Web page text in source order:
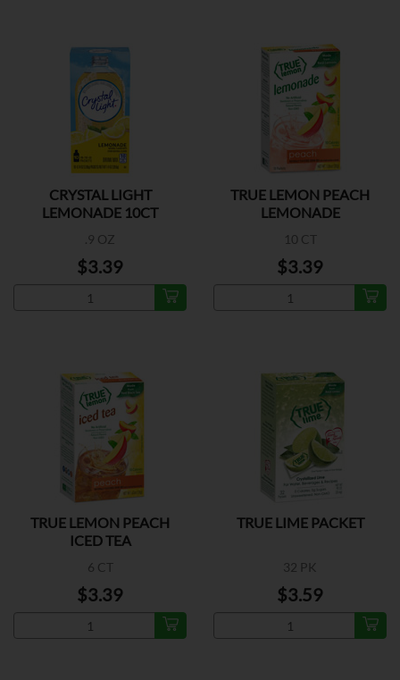
CRYSTAL LIGHT
LEMONADE 10CT
.9 OZ
$3.39
TRUE LEMON PEACH
LEMONADE
10 CT
$3.39
TRUE LEMON PEACH
ICED TEA
6 CT
$3.39
TRUE LIME PACKET
32 PK
$3.59